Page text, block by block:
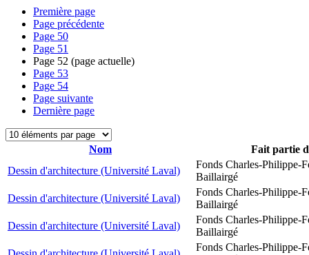
Première page
Page précédente
Page 50
Page 51
Page 52 (page actuelle)
Page 53
Page 54
Page suivante
Dernière page
Nom
Fait partie
Dessin d'architecture (Université Laval)
Fonds Charles-Philippe-
Baillairgé
Dessin d'architecture (Université Laval)
Fonds Charles-Philippe-
Baillairgé
Dessin d'architecture (Université Laval)
Fonds Charles-Philippe-
Baillairgé
Fonds Charles-Philippe-